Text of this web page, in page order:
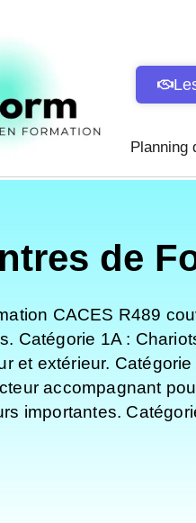
Planning
de
CACES R489
Catégorie 1A :
et extérieur.
accompagnant
importantes.